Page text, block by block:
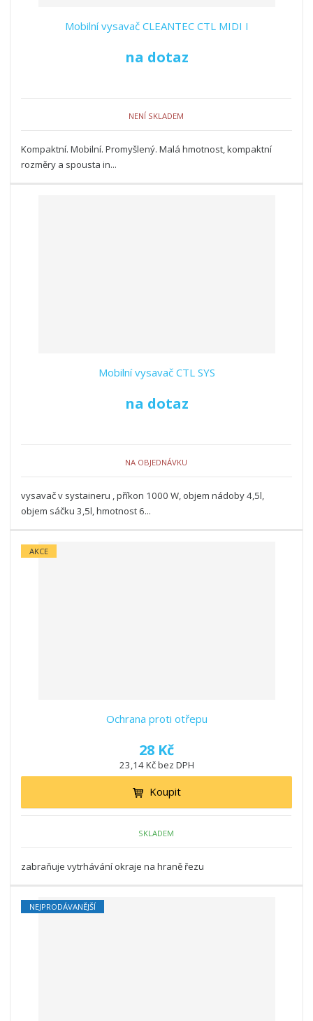
Mobilní vysavač CLEANTEC CTL MIDI I
na dotaz
NENÍ SKLADEM
Kompaktní. Mobilní. Promyšlený. Malá hmotnost, kompaktní
rozměry a spousta in...
Mobilní vysavač CTL SYS
na dotaz
NA OBJEDNÁVKU
vysavač v systaineru , příkon 1000 W, objem nádoby 4,5l,
objem sáčku 3,5l, hmotnost 6...
AKCE
Ochrana proti otřepu
28 Kč
23,14 Kč bez DPH
Koupit
SKLADEM
zabraňuje vytrhávání okraje na hraně řezu
NEJPRODÁVANĚJŠÍ